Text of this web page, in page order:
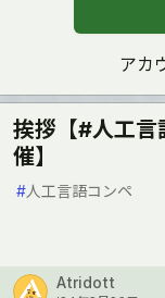
アカ
挨拶【#人工
催】
#人工言語コンペ
Atridott